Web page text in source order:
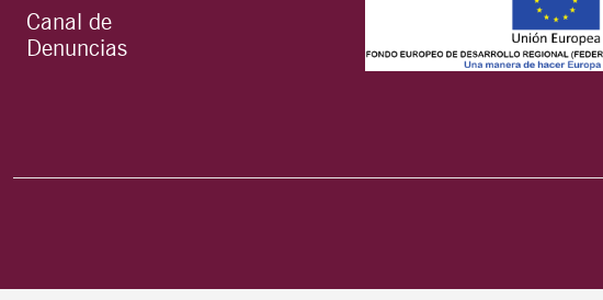
Canal de
Denuncias